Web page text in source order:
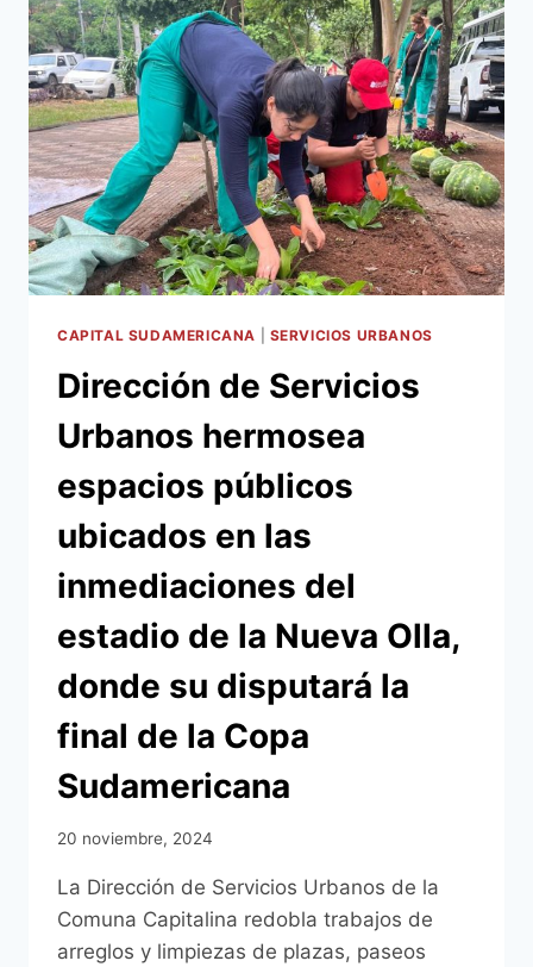
PASIÓN
DEL
FÚTBOL
DE
LA
POBLACIÓN
PARAGUAYA
SE
ERIGE
EN
BARRIO
OBRERO
CAPITAL SUDAMERICANA SERVICIOS URBANOS
Dirección de Servicios
Urbanos hermosea
espacios públicos
ubicados en las
inmediaciones del
estadio de la Nueva Olla,
donde su disputará la
final de la Copa
Sudamericana
20 noviembre, 2024
La Dirección de Servicios Urbanos de la
Comuna Capitalina redobla trabajos de
arreglos y limpiezas de plazas, paseos